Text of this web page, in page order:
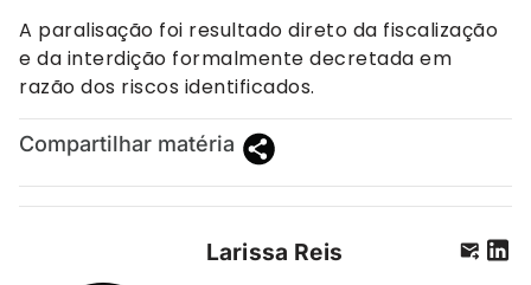
A paralisação foi resultado direto da fiscalização
e da interdição formalmente decretada em
razão dos riscos identificados.
Compartilhar matéria
Larissa Reis